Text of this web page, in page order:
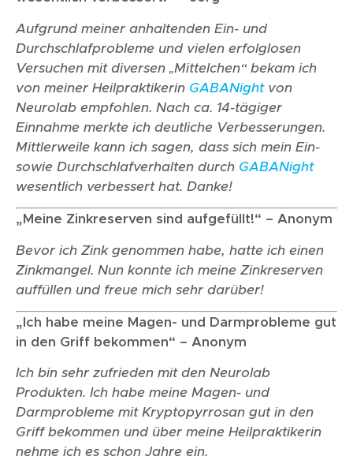
Aufgrund meiner anhaltenden Ein- und
Durchschlafprobleme und vielen erfolglosen
Versuchen mit diversen „Mittelchen“ bekam ich
von meiner Heilpraktikerin GABANightvon
Neurolab empfohlen. Nach ca. 14-tägiger
Einnahme merkte ich deutliche Verbesserungen.
Mittlerweile kann ich sagen, dass sich mein Ein-
sowie Durchschlafverhalten durch GABANight
wesentlich verbessert hat. Danke!
„Meine Zinkreserven sind aufgefüllt!“ – Anonym
Bevor ich Zink genommen habe, hatte ich einen
Zinkmangel. Nun konnte ich meine Zinkreserven
auffüllen und freue mich sehr darüber!
„Ich habe meine Magen- und Darmprobleme gut
in den Griff bekommen“ – Anonym
Ich bin sehr zufrieden mit den Neurolab
Produkten. Ich habe meine Magen- und
Darmprobleme mit Kryptopyrrosan gut in den
Griff bekommen und über meine Heilpraktikerin
nehme ich es schon Jahre ein.